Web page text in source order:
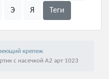
Э Я Теги
крепеж
с насечкой А2 арт 1023